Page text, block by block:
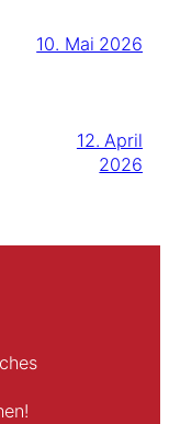
10. Mai 2026
12. April
2026